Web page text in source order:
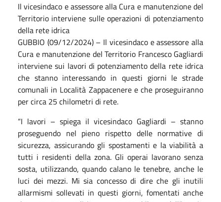
Il vicesindaco e assessore alla Cura e manutenzione del
Territorio interviene sulle operazioni di potenziamento
della rete idrica
GUBBIO (09/12/2024) – Il vicesindaco e assessore alla
Cura e manutenzione del Territorio Francesco Gagliardi
interviene sui lavori di potenziamento della rete idrica
che stanno interessando in questi giorni le strade
comunali in Località Zappacenere e che proseguiranno
per circa 25 chilometri di rete.
“I lavori – spiega il vicesindaco Gagliardi – stanno
proseguendo nel pieno rispetto delle normative di
sicurezza, assicurando gli spostamenti e la viabilità a
tutti i residenti della zona. Gli operai lavorano senza
sosta, utilizzando, quando calano le tenebre, anche le
luci dei mezzi. Mi sia concesso di dire che gli inutili
allarmismi sollevati in questi giorni, fomentati anche